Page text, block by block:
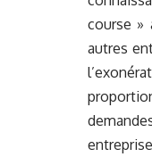
course »
autres